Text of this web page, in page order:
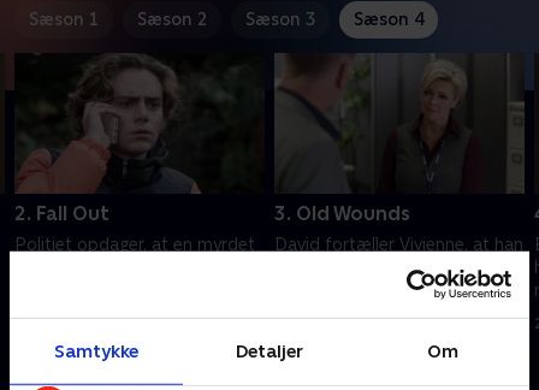
Samtykke Detaljer Om
Sæson 1 Sæson 2 Sæson 3 Sæson 4
2. Fall Out
Politiet opdager, at en myrdet
22. januar 2025 • 45 min
3. Old Wounds
David fortæller Vivienne, at han
ikke føler, at de kan arbejde
sammen længere.
22. januar 2025 • 45 min